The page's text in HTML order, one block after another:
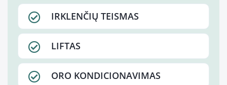
IRKLENČIŲ TEISMAS
LIFTAS
ORO KONDICIONAVIMAS